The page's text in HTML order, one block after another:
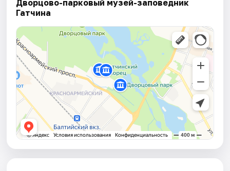
Дворцово-парковый музей-заповедник
Гатчина